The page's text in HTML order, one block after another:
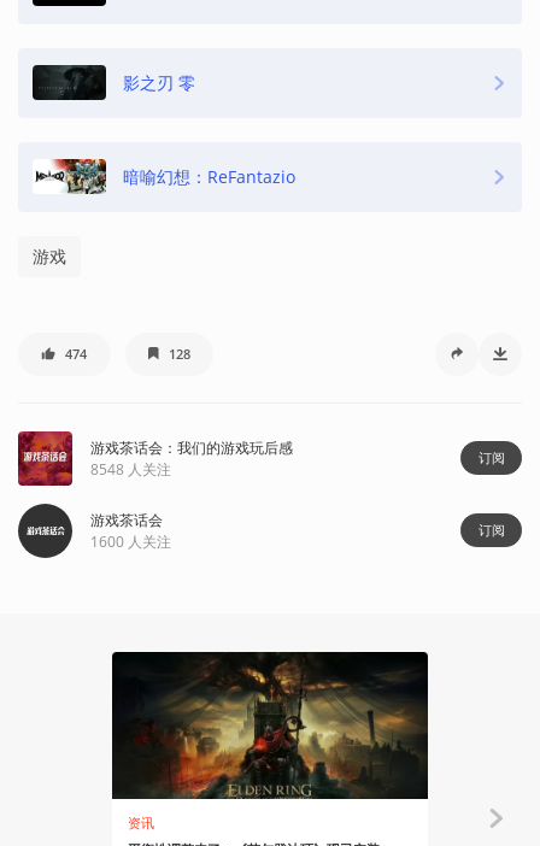
影之刃 零
暗喻幻想：ReFantazio
游戏
474 128
游戏茶话会：我们的游戏玩后感
8548 人关注
订阅
游戏茶话会
1600 人关注
订阅
资讯
特别企划